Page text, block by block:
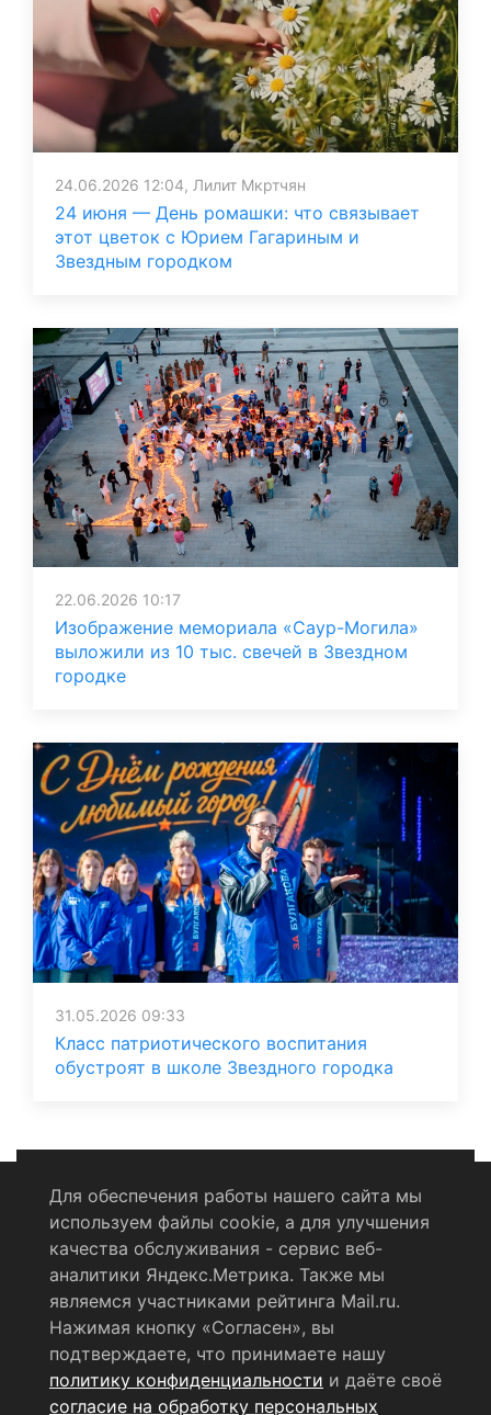
24.06.2026 12:04, Лилит Мкртчян
24 июня — День ромашки: что связывает
этот цветок с Юрием Гагариным и
Звездным городком
22.06.2026 10:17
Изображение мемориала «Саур-Могила»
выложили из 10 тыс. свечей в Звездном
городке
31.05.2026 09:33
Класс патриотического воспитания
обустроят в школе Звездного городка
Политика конфиденциальности
Согласие на обработку персональных данных
RSS-лента
© 2004 - 2026 Сетевое издание Щёлковское ТВ.
Для обеспечения работы нашего сайта мы
используем файлы cookie, а для улучшения
качества обслуживания - сервис веб-
аналитики Яндекс.Метрика. Также мы
являемся участниками рейтинга Mail.ru.
Нажимая кнопку «Согласен», вы
подтверждаете, что принимаете нашу
политику конфиденциальности и даёте своё
согласие на обработку персональных